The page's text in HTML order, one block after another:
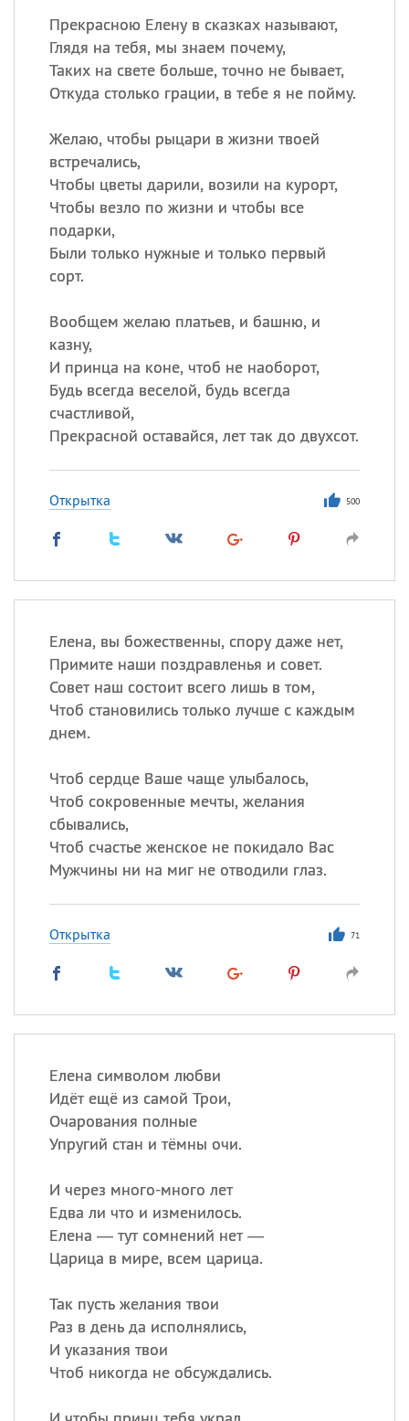
Прекрасною Елену в сказках называют,
Глядя на тебя, мы знаем почему,
Таких на свете больше, точно не бывает,
Откуда столько грации, в тебе я не пойму.
Желаю, чтобы рыцари в жизни твоей
встречались,
Чтобы цветы дарили, возили на курорт,
Чтобы везло по жизни и чтобы все
подарки,
Были только нужные и только первый
сорт.
Вообщем желаю платьев, и башню, и
казну,
И принца на коне, чтоб не наоборот,
Будь всегда веселой, будь всегда
счастливой,
Прекрасной оставайся, лет так до двухсот.
Открытка 500
Елена, вы божественны, спору даже нет,
Примите наши поздравленья и совет.
Совет наш состоит всего лишь в том,
Чтоб становились только лучше с каждым
днем.
Чтоб сердце Ваше чаще улыбалось,
Чтоб сокровенные мечты, желания
сбывались,
Чтоб счастье женское не покидало Вас
Мужчины ни на миг не отводили глаз.
Открытка 71
Елена символом любви
Идёт ещё из самой Трои,
Очарования полные
Упругий стан и тёмны очи.
И через много-много лет
Едва ли что и изменилось.
Елена — тут сомнений нет —
Царица в мире, всем царица.
Так пусть желания твои
Раз в день да исполнялись,
И указания твои
Чтоб никогда не обсуждались.